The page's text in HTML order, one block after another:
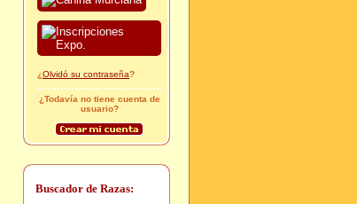
¿Olvidó su contraseña?
¿Todavía no tiene cuenta de
usuario?
Buscador de Razas: